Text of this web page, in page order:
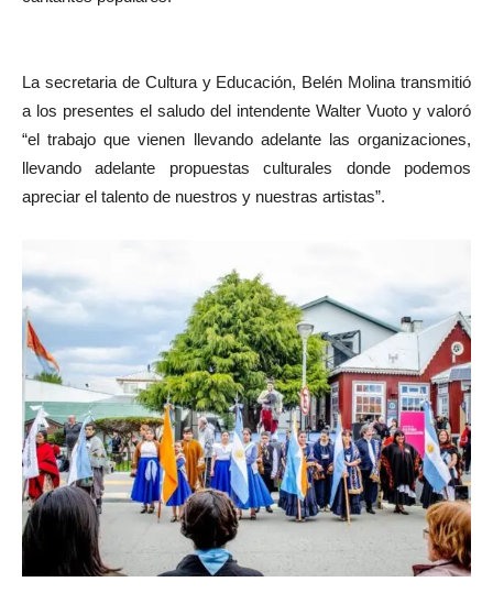
La secretaria de Cultura y Educación, Belén Molina transmitió
a los presentes el saludo del intendente Walter Vuoto y valoró
“el trabajo que vienen llevando adelante las organizaciones,
llevando adelante propuestas culturales donde podemos
apreciar el talento de nuestros y nuestras artistas”.